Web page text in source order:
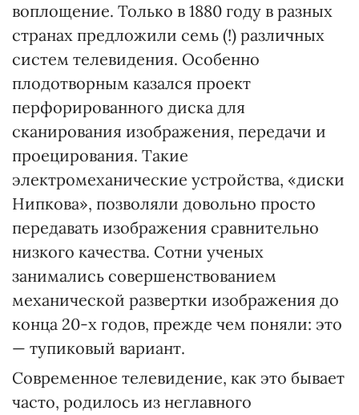
воплощение. Только в 1880 году в разных
странах предложили семь (!) различных
систем телевидения. Особенно
плодотворным казался проект
перфорированного диска для
сканирования изображения, передачи и
проецирования. Такие
электромеханические устройства, «диски
Нипкова», позволяли довольно просто
передавать изображения сравнительно
низкого качества. Сотни ученых
занимались совершенствованием
механической развертки изображения до
конца 20-х годов, прежде чем поняли: это
— тупиковый вариант.
Современное телевидение, как это бывает
часто, родилось из неглавного